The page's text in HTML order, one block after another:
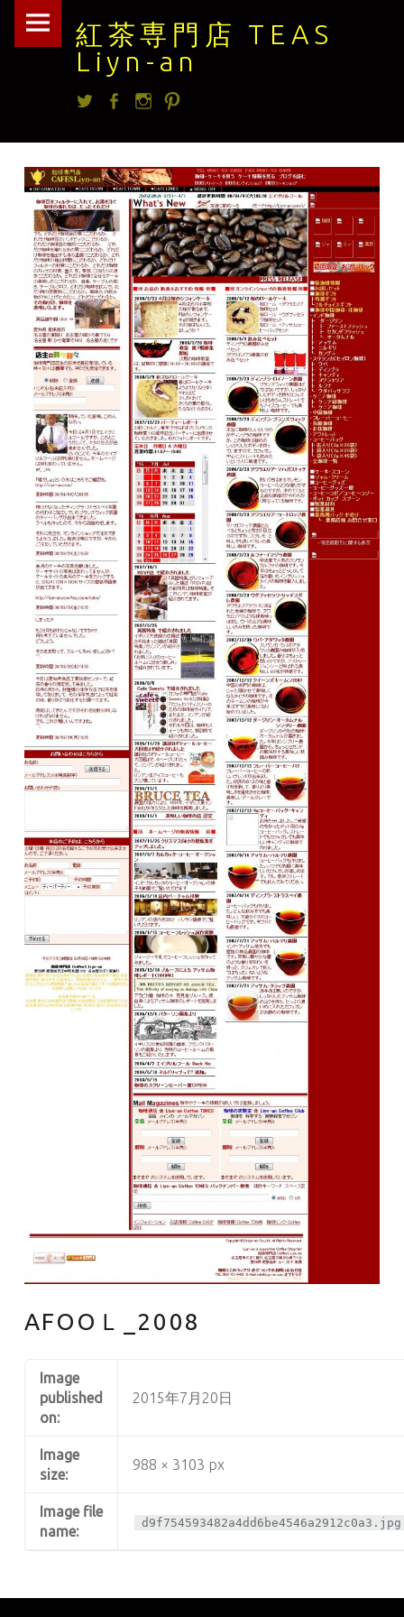
紅茶専門店 TEAS
Liyn-an
紅
Liyn-
site
navigation
Skip
Twitterfacebook
Instagram
AFOOＬ_2008
Image
published
on:
2015年7月20日
Image
size:
988 × 3103 px
Image file
name:
d9f754593482a4dd6be4546a2912c0a3.jpg